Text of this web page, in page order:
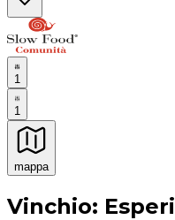
1
1
mappa
Esperienze culinarie
Vinchio: